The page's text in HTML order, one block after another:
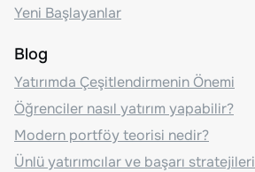
Yeni Başlayanlar
Blog
Yatırımda Çeşitlendirmenin Önemi
Öğrenciler nasıl yatırım yapabilir?
Modern portföy teorisi nedir?
Ünlü yatırımcılar ve başarı stratejileri